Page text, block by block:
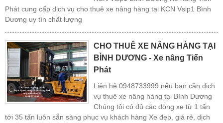
Phát cung cấp dịch vụ cho thuê xe nâng hàng tại KCN Vsip1 Bình
Dương uy tín chất lượng
CHO THUÊ XE NÂNG HÀNG TẠI
BÌNH DƯƠNG - Xe nâng Tiến
Phát
Liên hệ 0948733999 nếu bạn cần dịch
vụ thuê xe nâng hàng tại Bình Dương
Chúng tôi có đủ các dòng xe từ 1 tấn
tới 35 tấn luôn sẵn sàng phục vụ khách hàng Xe đẹp, giá rẻ, dịch